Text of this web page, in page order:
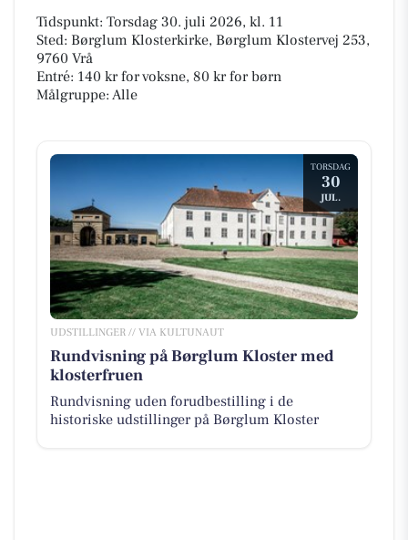
Tidspunkt: Torsdag 30. juli 2026, kl. 11
Sted: Børglum Klosterkirke, Børglum Klostervej 253,
9760 Vrå
Entré: 140 kr for voksne, 80 kr for børn
Målgruppe: Alle
TORSDAG
30
JUL.
UDSTILLINGER // VIA KULTUNAUT
Rundvisning på Børglum Kloster med
klosterfruen
Rundvisning uden forudbestilling i de
historiske udstillinger på Børglum Kloster